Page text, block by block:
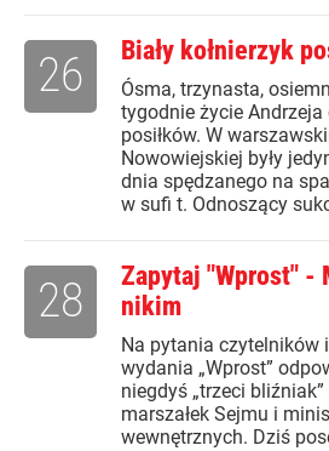
Biały kołnierzyk
Ósma, trzynasta,
tygodnie życie Andrzeja
posiłków. W
Nowowiejskiej były
dnia spędzanego na
w sufi t. Odnoszący
26
Zapytaj "Wprost" -
nikim
Na pytania czytelników
wydania „Wprost”
niegdyś „trzeci
marszałek Sejmu i
wewnętrznych. Dziś
28